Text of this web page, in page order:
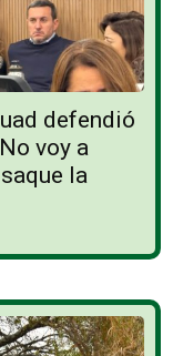
defendió
voy a
la